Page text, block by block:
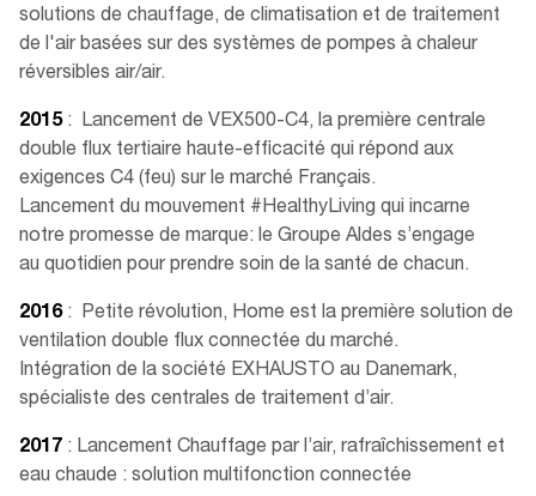
solutions de chauffage, de climatisation et de traitement
de l'air basées sur des systèmes de pompes à chaleur
réversibles air/air.
2015 : Lancement de VEX500-C4, la première centrale
double flux tertiaire haute-efficacité qui répond aux
exigences C4 (feu) sur le marché Français.
Lancement du mouvement #HealthyLiving qui incarne
notre promesse de marque: le Groupe Aldes s’engage
au quotidien pour prendre soin de la santé de chacun.
2016 : Petite révolution, Home est la première solution de
ventilation double flux connectée du marché.
Intégration de la société EXHAUSTO au Danemark,
spécialiste des centrales de traitement d’air.​
2017 : Lancement Chauffage par l’air, rafraîchissement et
eau chaude : solution multifonction connectée​